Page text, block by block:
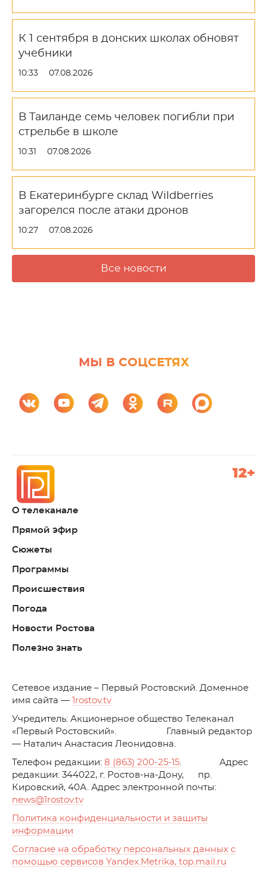
К 1 сентября в донских школах обновят
учебники
10:33 07.08.2026
В Таиланде семь человек погибли при
стрельбе в школе
10:31 07.08.2026
В Екатеринбурге склад Wildberries
загорелся после атаки дронов
10:27 07.08.2026
Все новости
МЫ В СОЦСЕТЯХ
О телеканале
Прямой эфир
Сюжеты
Программы
Происшествия
Погода
Новости Ростова
Полезно знать
12+
Cетевое издание – Первый Ростовский. Доменное
имя сайта —
1rostov.tv
Учредитель: Акционерное общество Телеканал
«Первый Ростовский». Главный редактор
— Наталич Анастасия Леонидовна.
Телефон редакции: 8 (863) 200-25-15. Адрес
редакции: 344022, г. Ростов-на-Дону, пр.
Кировский, 40А. Адрес электронной почты:
news@1rostov.tv
Политика конфиденциальности и защиты
информации
Согласие на обработку персональных данных с
помощью сервисов Yandex.Metrika, top.mail.ru